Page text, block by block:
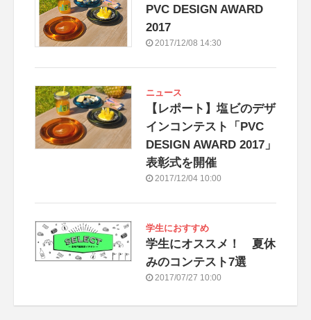
PVC DESIGN AWARD
2017
2017/12/08 14:30
ニュース
【レポート】塩ビのデザ
インコンテスト「PVC
DESIGN AWARD 2017」
表彰式を開催
2017/12/04 10:00
学生におすすめ
学生にオススメ！ 夏休
みのコンテスト7選
2017/07/27 10:00